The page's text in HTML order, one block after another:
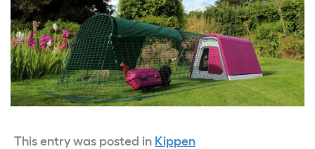
This entry was posted in Kippen